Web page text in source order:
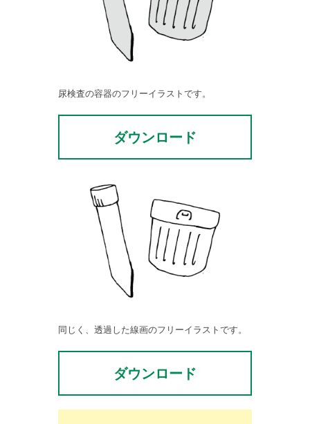
尿検査の容器のフリーイラストです。
ダウンロード
同じく、透過した線画のフリーイラストです。
ダウンロード